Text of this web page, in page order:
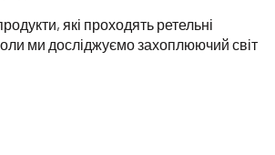
які проходять ретельні
ми досліджуємо захоплюючий світ